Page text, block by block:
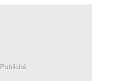
Publicité